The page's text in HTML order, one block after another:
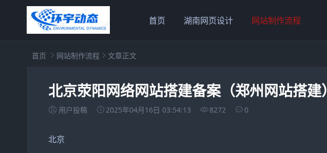
首页 湖南网页设计 网站制作流程
首页 网站制作流程 文章正文
北京荥阳网络网站搭建备案（郑州网站搭建）
用户投稿 2025年04月16日 03:54:13 8272 0
北京